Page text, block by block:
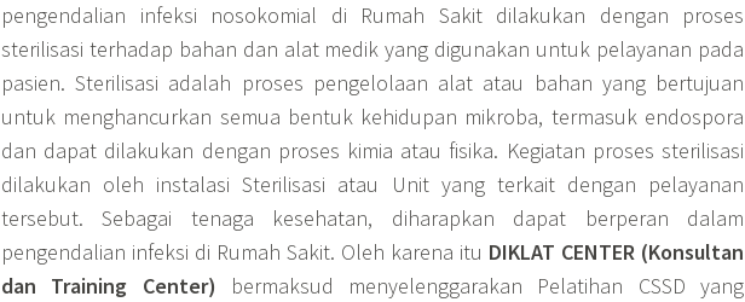
pengendalian infeksi nosokomial di Rumah Sakit dilakukan dengan proses
sterilisasi terhadap bahan dan alat medik yang digunakan untuk pelayanan pada
pasien. Sterilisasi adalah proses pengelolaan alat atau bahan yang bertujuan
untuk menghancurkan semua bentuk kehidupan mikroba, termasuk endospora
dan dapat dilakukan dengan proses kimia atau fisika. Kegiatan proses sterilisasi
dilakukan oleh instalasi Sterilisasi atau Unit yang terkait dengan pelayanan
tersebut. Sebagai tenaga kesehatan, diharapkan dapat berperan dalam
pengendalian infeksi di Rumah Sakit. Oleh karena itu DIKLAT CENTER (Konsultan
dan Training Center) bermaksud menyelenggarakan Pelatihan CSSD yang